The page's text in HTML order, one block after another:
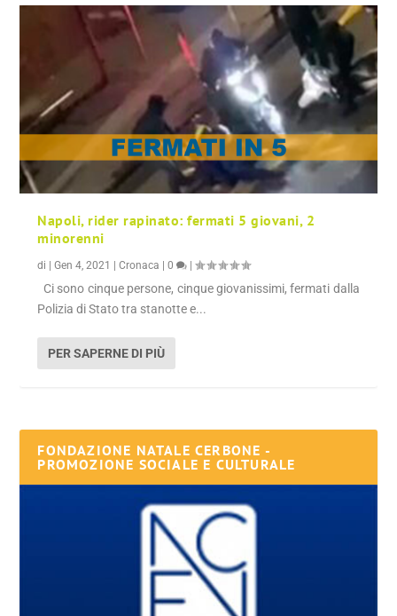
Napoli, rider rapinato: fermati 5 giovani, 2
minorenni
di |Gen 4, 2021 |Cronaca |0 |
Ci sono cinque persone, cinque giovanissimi, fermati dalla
Polizia di Stato tra stanotte e...
PER SAPERNE DI PIÙ
FONDAZIONE NATALE CERBONE -
PROMOZIONE SOCIALE E CULTURALE